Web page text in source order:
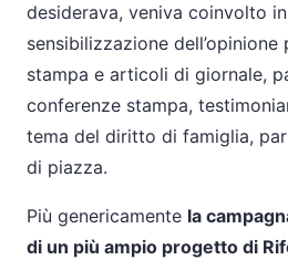
desiderava, veniva coinvolto
sensibilizzazione
stampa e articoli di giornale,
conferenze stampa,
tema del diritto di famiglia,
di piazza.
Più genericamente la
di un più ampio progetto di